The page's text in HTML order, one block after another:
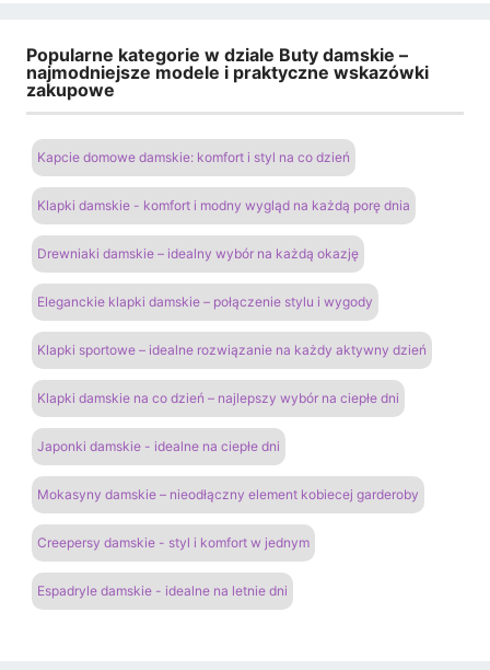
Popularne kategorie w dziale Buty damskie –
najmodniejsze modele i praktyczne wskazówki
zakupowe
Kapcie domowe damskie: komfort i styl na co dzień
Klapki damskie - komfort i modny wygląd na każdą porę dnia
Drewniaki damskie – idealny wybór na każdą okazję
Eleganckie klapki damskie – połączenie stylu i wygody
Klapki sportowe – idealne rozwiązanie na każdy aktywny dzień
Klapki damskie na co dzień – najlepszy wybór na ciepłe dni
Japonki damskie - idealne na ciepłe dni
Mokasyny damskie – nieodłączny element kobiecej garderoby
Creepersy damskie - styl i komfort w jednym
Espadryle damskie - idealne na letnie dni